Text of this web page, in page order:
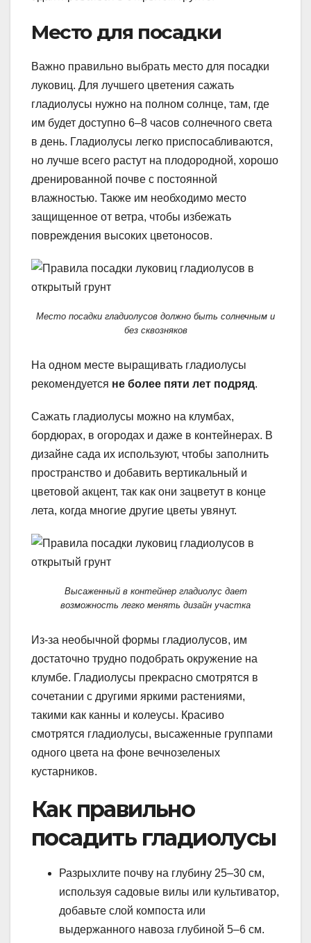
Место для посадки
Важно правильно выбрать место для посадки
луковиц. Для лучшего цветения сажать
гладиолусы нужно на полном солнце, там, где
им будет доступно 6–8 часов солнечного света
в день. Гладиолусы легко приспосабливаются,
но лучше всего растут на плодородной, хорошо
дренированной почве с постоянной
влажностью. Также им необходимо место
защищенное от ветра, чтобы избежать
повреждения высоких цветоносов.
Место посадки гладиолусов должно быть солнечным и
без сквозняков
На одном месте выращивать гладиолусы
рекомендуется не более пяти лет подряд.
Сажать гладиолусы можно на клумбах,
бордюрах, в огородах и даже в контейнерах. В
дизайне сада их используют, чтобы заполнить
пространство и добавить вертикальный и
цветовой акцент, так как они зацветут в конце
лета, когда многие другие цветы увянут.
Высаженный в контейнер гладиолус дает
возможность легко менять дизайн участка
Из-за необычной формы гладиолусов, им
достаточно трудно подобрать окружение на
клумбе. Гладиолусы прекрасно смотрятся в
сочетании с другими яркими растениями,
такими как канны и колеусы. Красиво
смотрятся гладиолусы, высаженные группами
одного цвета на фоне вечнозеленых
кустарников.
Как правильно
посадить гладиолусы
Разрыхлите почву на глубину 25–30 см,
используя садовые вилы или культиватор,
добавьте слой компоста или
выдержанного навоза глубиной 5–6 см.